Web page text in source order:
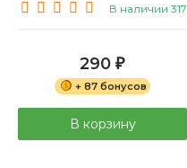
В наличии 317
290 ₽
+ 87 бонусов
В корзину